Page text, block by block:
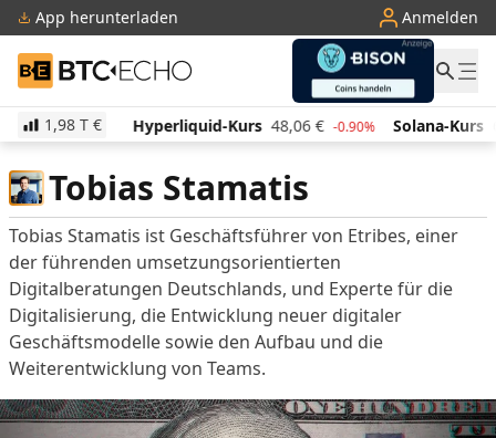
App herunterladen Anmelden
BTC-ECHO
1,98 T €
509,45 € 0.00% Hyperliquid-Kurs 48,06 € -0.90% Solana-Kurs
Tobias Stamatis
Tobias Stamatis ist Geschäftsführer von Etribes, einer
der führenden umsetzungsorientierten
Digitalberatungen Deutschlands, und Experte für die
Digitalisierung, die Entwicklung neuer digitaler
Geschäftsmodelle sowie den Aufbau und die
Weiterentwicklung von Teams.